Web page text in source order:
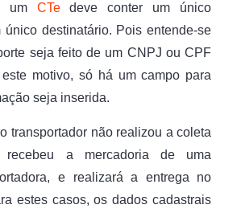
um CTedeve conter um único
único destinatário. Pois entende-se
seja feito de um CNPJ ou CPF
motivo, só há um campo para
seja inserida.
transportador não realizou a coleta
recebeu a mercadoria de uma
e realizará a entrega no
estes casos, os dados cadastrais